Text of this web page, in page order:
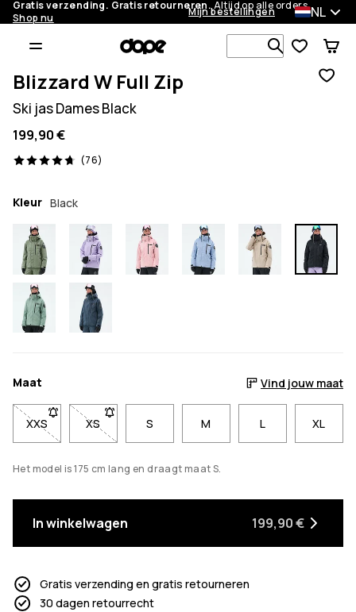
Gratis verzending. Gratis retourneren.Altijd op alle orders.
Shop nu
Mijn bestellingen NL
Zoek in 1
Blizzard W Full Zip
Ski jas Dames Black
199,90 €
(76)
76 beoordelingen, 4.7/5
Kleur Black
Maat Vind jouw maat
XXS- Maat XXS niet beschikbaar. Klik om op de hoogte te
XS- Maat XS niet beschikbaar. Klik om op de
S M L XL
Het model is 175 cm lang en draagt maat S.
In winkelwagen 199,90 €
Gratis verzending en gratis retourneren
30 dagen retourrecht